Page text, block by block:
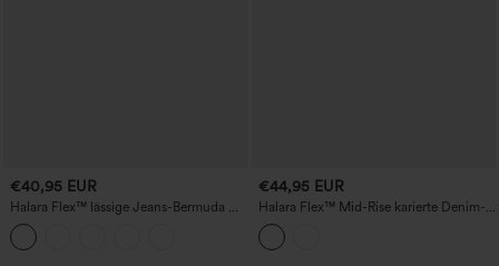
€40,95 EUR
Halara Flex™ lässige Jeans-Bermuda mit
hoher Taille und Taschen
€44,95 EUR
Halara Flex™ Mid-Rise karierte Denim-
Freizeitshorts 4" mit Taschen